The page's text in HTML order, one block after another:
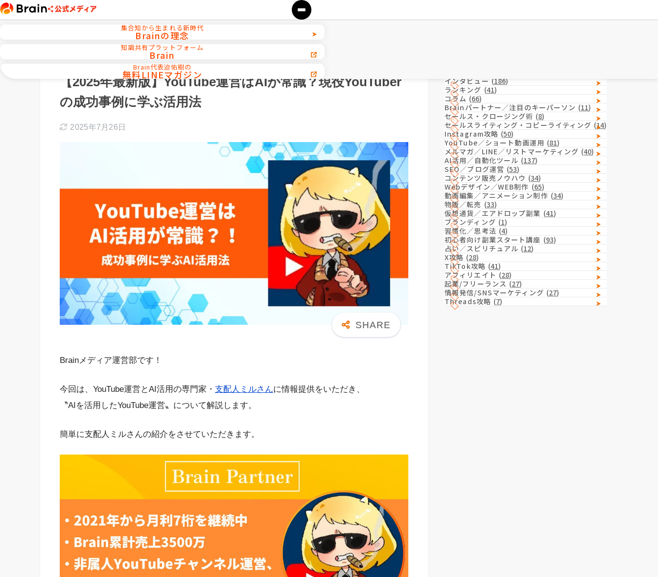
集合知から生まれる新時代
Brainの理念
知識共有プラットフォーム
Brain
Brain代表迫佑樹の
無料LINEマガジン
AI活用／自動化ツール
【2025年最新版】YouTube運営はAIが常識？現役YouTuber
の成功事例に学ぶ活用法
2025年7月26日
Brainメディア運営部です！
今回は、YouTube運営とAI活用の専門家・ 支配人ミルさんに情報提供をいただき、
〝AIを活用したYouTube運営〟について解説します。
簡単に支配人ミルさんの紹介をさせていただきます。
インタビュー (186)
ランキング (41)
コラム (66)
Brainパートナー／注目のキーパーソン (11)
セールス・クロージング術 (8)
セールスライティング・コピーライティング (14)
Instagram攻略 (50)
YouTube／ショート動画運用 (81)
メルマガ／LINE／リストマーケティング (40)
AI活用／自動化ツール (137)
SEO／ブログ運営 (53)
コンテンツ販売ノウハウ (34)
Webデザイン／WEB制作 (65)
動画編集／アニメーション制作 (34)
物販／転売 (33)
仮想通貨／エアドロップ副業 (41)
ブランディング (1)
習慣化／思考法 (4)
初心者向け副業スタート講座 (93)
占い／スピリチュアル (12)
X攻略 (28)
TikTok攻略 (41)
アフィリエイト (28)
起業/フリーランス (27)
情報発信/SNSマーケティング (27)
Threads攻略 (7)